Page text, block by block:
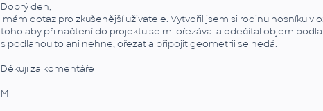
Dobrý den,
mám dotaz pro zkušenější uživatele. Vytvořil jsem si rodinu nosníku
toho aby při načtení do projektu se mi ořezával a odečítal objem
s podlahou to ani nehne, ořezat a připojit geometrii se nedá.
Děkuji za komentáře
M